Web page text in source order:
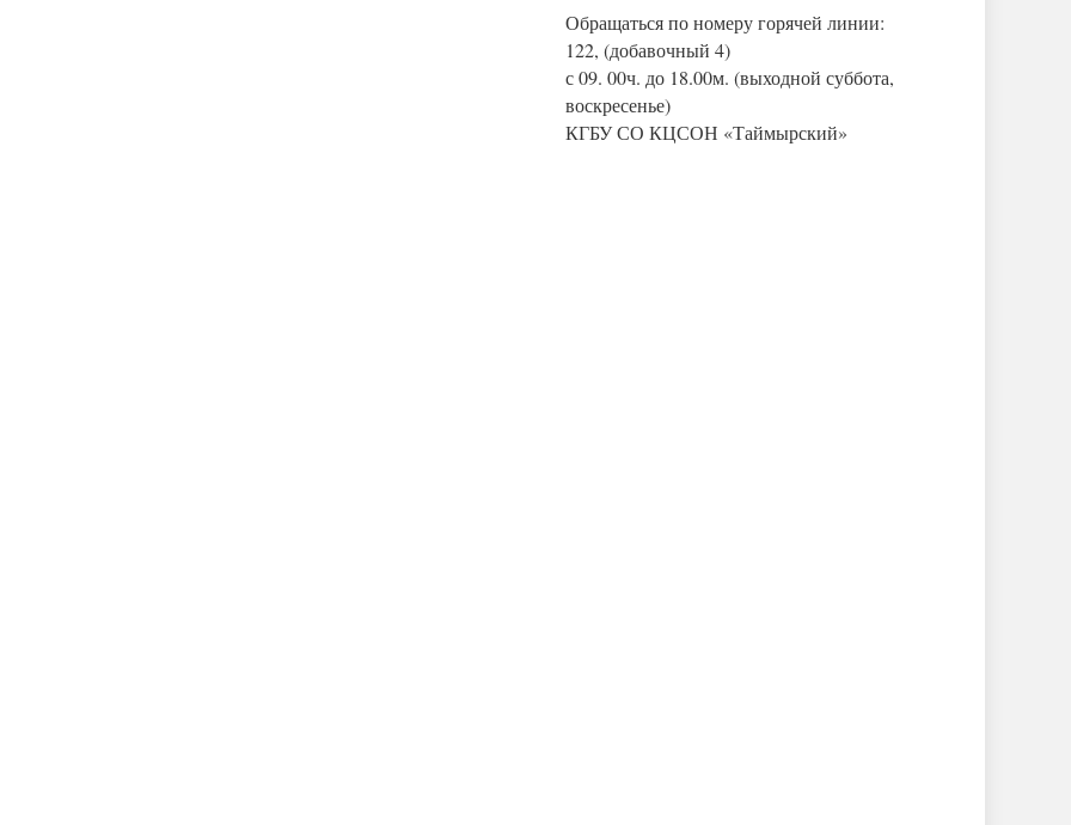
Обращаться по номеру горячей линии:
122, (добавочный 4)
с 09. 00ч. до 18.00м. (выходной суббота,
воскресенье)
КГБУ СО КЦСОН «Таймырский»